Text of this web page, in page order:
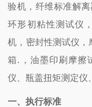
验机，纤维标准解
环形初粘性测试仪
机，密封性测试仪，
箱. ，油墨印刷摩
仪、瓶盖扭矩测定仪
一、执行标准